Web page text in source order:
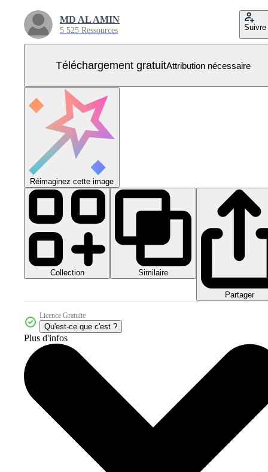
MD AL AMIN
5 525 Ressources Suivre
Téléchargement gratuitAttribution nécessaire
Réimaginez cette image
Collection Similaire
Partager
Licence Gratuite
Qu'est-ce que c'est ?
Plus d'infos